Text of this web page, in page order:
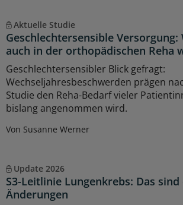
Aktuelle Studie
Geschlechtersensible Versorgung:
auch in der orthopädischen Reha
Geschlechtersensibler Blick gefragt:
Wechseljahresbeschwerden prägen
Studie den Reha-Bedarf vieler
bislang angenommen wird.
Von Susanne Werner
Update 2026
S3-Leitlinie Lungenkrebs: Das
Änderungen